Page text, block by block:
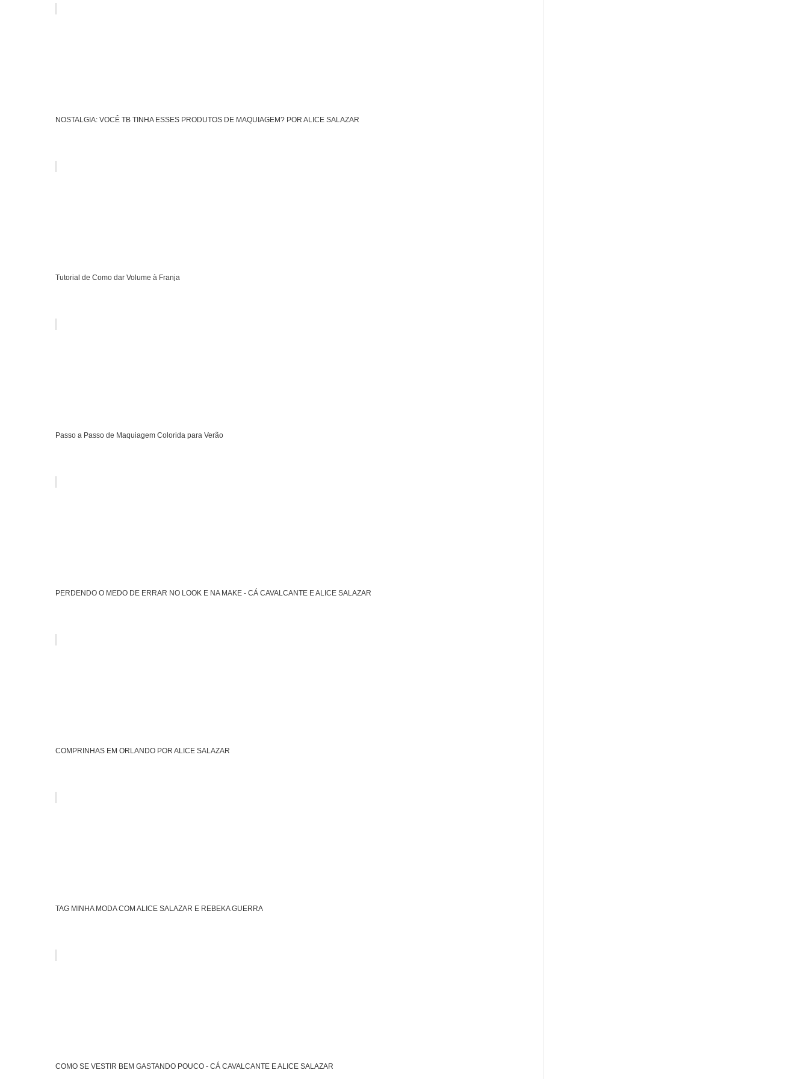
NOSTALGIA: VOCÊ TB TINHA ESSES PRODUTOS DE MAQUIAGEM? POR ALICE SALAZAR
Tutorial de Como dar Volume à Franja
Passo a Passo de Maquiagem Colorida para Verão
PERDENDO O MEDO DE ERRAR NO LOOK E NA MAKE - CÁ CAVALCANTE E ALICE SALAZAR
COMPRINHAS EM ORLANDO POR ALICE SALAZAR
TAG MINHA MODA COM ALICE SALAZAR E REBEKA GUERRA
COMO SE VESTIR BEM GASTANDO POUCO - CÁ CAVALCANTE E ALICE SALAZAR